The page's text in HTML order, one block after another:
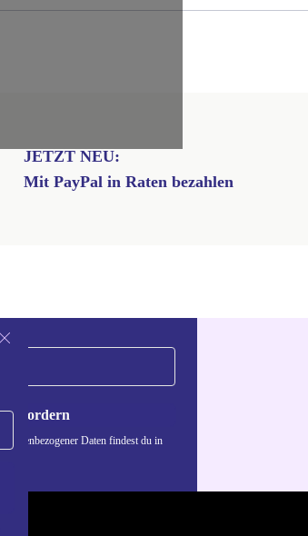
JETZT NEU:
Mit PayPal in Raten bezahlen
anfordern
Daten findest du in